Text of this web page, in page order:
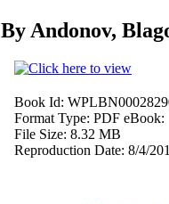
By Andonov,
Book Id:
Format Type: PDF eBook:
File Size: 8.32 MB
Reproduction Date: 8/4/